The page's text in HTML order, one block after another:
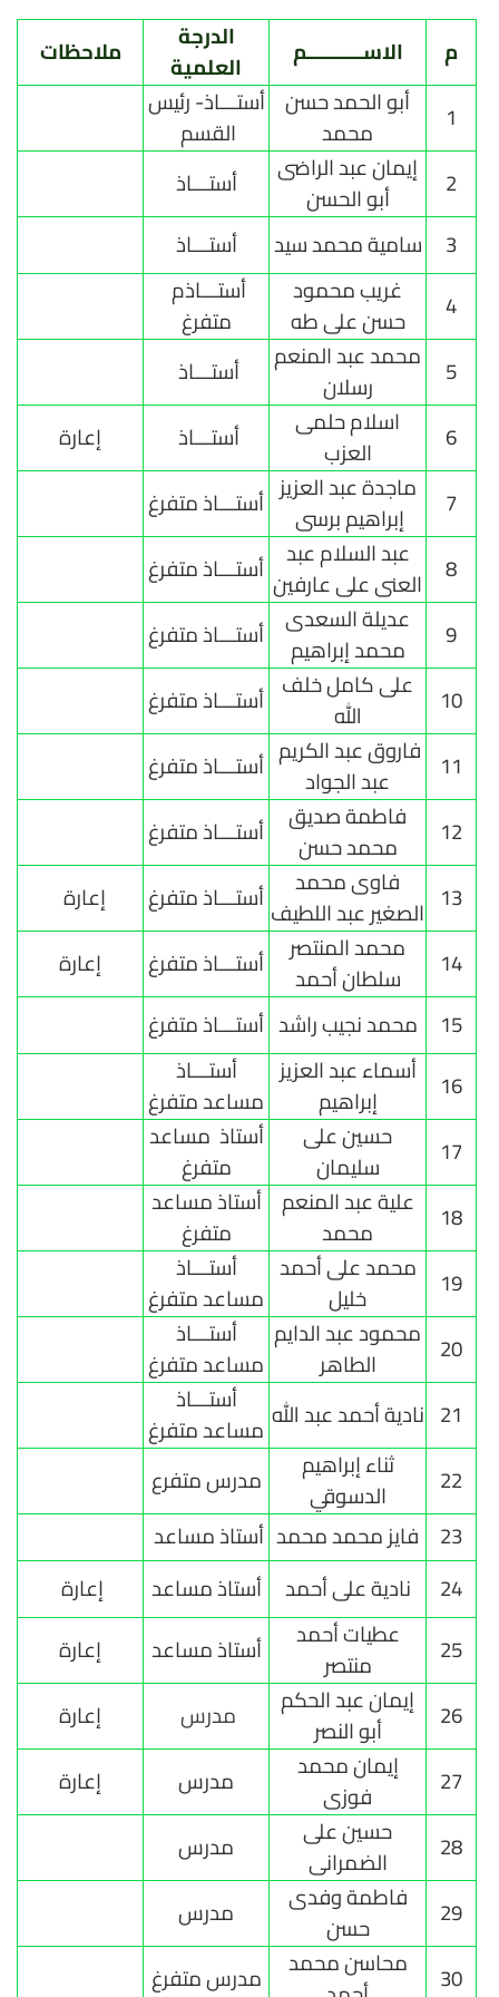
م الاســــــــــم
الدرجة
العلمية
ملاحظات
1
أبو الحمد حسن
محمد
أستـــاذ- رئيس
القسم
2
إيمان عبد الراضى
أبو الحسن
أستـــاذ
3
سامية محمد سيد
أستـــاذ
4
غريب محمود
حسن على طه
أستـــاذم
متفرغ
5
محمد عبد المنعم
رسلان
أستـــاذ
6
اسلام حلمى
العزب
أستـــاذ
إعارة
7
ماجدة عبد العزيز
إبراهيم برسى
أستـــاذ متفرغ
8
عبد السلام عبد
العنى على عارفين أستـــاذ متفرغ
9
عديلة السعدى
محمد إبراهيم
أستـــاذ متفرغ
10
على كامل خلف
الله
أستـــاذ متفرغ
11 فاروق عبد الكريم
عبد الجواد
أستـــاذ متفرغ
12
فاطمة صديق
محمد حسن
أستـــاذ متفرغ
13
فاوى محمد
الصغير عبد اللطيف أستـــاذ متفرغ
إعارة
14
محمد المنتصر
سلطان أحمد
أستـــاذ متفرغ
إعارة
15
محمد نجيب راشد أستـــاذ متفرغ
16
أسماء عبد العزيز
إبراهيم
أستـــاذ
مساعد متفرغ
17
حسين على
سليمان
أستاذ مساعد
متفرغ
18
علية عبد المنعم
محمد
أستاذ مساعد
متفرغ
19
محمد على أحمد
خليل
أستـــاذ
مساعد متفرغ
20 محمود عبد الدايم
الطاهر
أستـــاذ
مساعد متفرغ
21 نادية أحمد عبد الله
أستـــاذ
مساعد متفرغ
22
ثناء إبراهيم
الدسوقي
مدرس متفرع
23 فايز محمد محمد أستاذ مساعد
24
نادية على أحمد أستاذ مساعد
إعارة
25
عطيات أحمد
منتصر
أستاذ مساعد
إعارة
26
إيمان عبد الحكم
أبو النصر
مدرس
إعارة
27
إيمان محمد
فوزى
مدرس
إعارة
28
حسين على
الضمرانى
مدرس
29
فاطمة وفدى
حسن
مدرس
30
محاسن محمد
مدرس متفرغ